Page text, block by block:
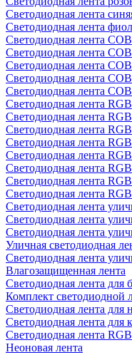
Светодиодная лента
Светодиодная лента
Светодиодная лента COB
Светодиодная лента
Светодиодная лента
Светодиодная лента
Светодиодная лента
Светодиодная лента RGB
Светодиодная лента
Светодиодная лента
Светодиодная лента
Светодиодная лента
Светодиодная лента
Светодиодная лента
Светодиодная лента
Светодиодная лента
Светодиодная лента
Светодиодная лента
Уличная светодиодная
Светодиодная лента
Влагозащищенная лента
Светодиодная лента для
Комплект светодиодной
Светодиодная лента для
Светодиодная лента для
Светодиодная лента
Неоновая лента